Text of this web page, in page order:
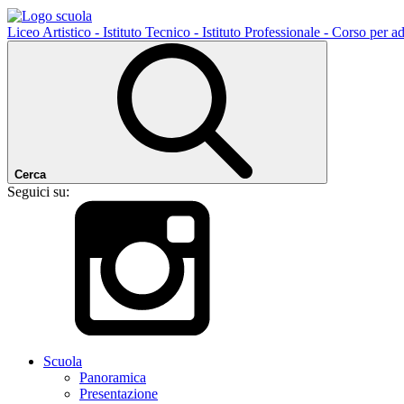
Liceo Artistico - Istituto Tecnico - Istituto Professionale - Corso per
Cerca
Seguici su:
Scuola
Panoramica
Presentazione